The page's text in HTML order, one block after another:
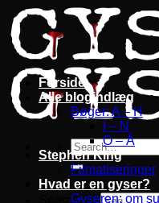
Fortsæt
til
indhold
Search for:
Forside
Alle blogindlæg
Bøger: A – H
I – N
O – Å
Stephen King
Filmatiseringer
Hvad er en gyser?
Gyseren: om